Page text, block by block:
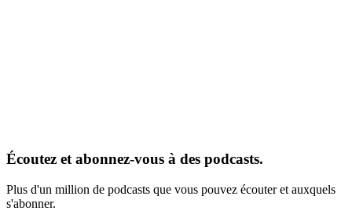
Écoutez et abonnez-vous à des podcasts.
Plus d'un million de podcasts que vous pouvez écouter et auxquels
s'abonner.